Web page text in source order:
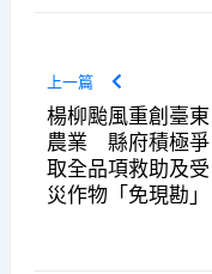
上一篇
楊柳颱風重創臺東
農業 縣府積極爭
取全品項救助及受
災作物「免現勘」